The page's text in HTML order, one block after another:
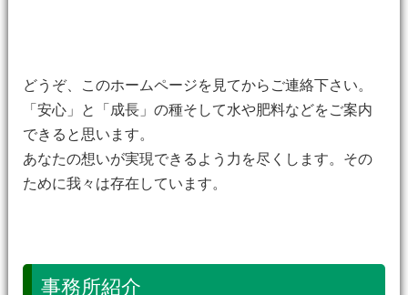
どうぞ、このホームページを見てからご連絡下さい。
「安心」と「成長」の種そして水や肥料などをご案内
できると思います。
あなたの想いが実現できるよう力を尽くします。その
ために我々は存在しています。
事務所紹介